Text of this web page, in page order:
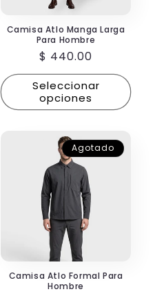
Camisa Atlo Manga Larga
Para Hombre
Precio
habitual
$ 440.00
Seleccionar
opciones
Agotado
Camisa Atlo Formal Para
Hombre